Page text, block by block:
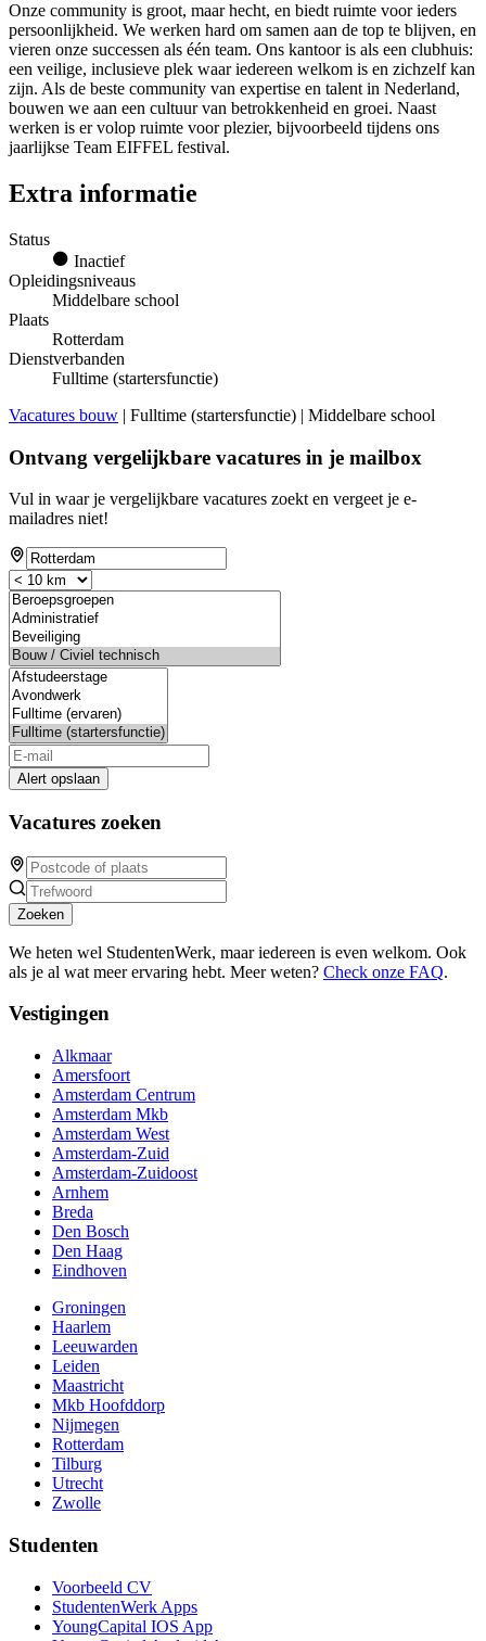
Onze community is groot, maar hecht, en biedt ruimte voor ieders
persoonlijkheid. We werken hard om samen aan de top te blijven, en
vieren onze successen als één team. Ons kantoor is als een clubhuis:
een veilige, inclusieve plek waar iedereen welkom is en zichzelf kan
zijn. Als de beste community van expertise en talent in Nederland,
bouwen we aan een cultuur van betrokkenheid en groei. Naast
werken is er volop ruimte voor plezier, bijvoorbeeld tijdens ons
jaarlijkse Team EIFFEL festival.
Extra informatie
Status
Inactief
Opleidingsniveaus
Middelbare school
Plaats
Rotterdam
Dienstverbanden
Fulltime (startersfunctie)
Vacatures bouw | Fulltime (startersfunctie) | Middelbare school
Ontvang vergelijkbare vacatures in je mailbox
Vul in waar je vergelijkbare vacatures zoekt en vergeet je e-
mailadres niet!
Alert opslaan
Vacatures zoeken
Zoeken
We heten wel StudentenWerk, maar iedereen is even welkom. Ook
als je al wat meer ervaring hebt. Meer weten? Check onze FAQ.
Vestigingen
Alkmaar
Amersfoort
Amsterdam Centrum
Amsterdam Mkb
Amsterdam West
Amsterdam-Zuid
Amsterdam-Zuidoost
Arnhem
Breda
Den Bosch
Den Haag
Eindhoven
Groningen
Haarlem
Leeuwarden
Leiden
Maastricht
Mkb Hoofddorp
Nijmegen
Rotterdam
Tilburg
Utrecht
Zwolle
Studenten
Voorbeeld CV
StudentenWerk Apps
YoungCapital IOS App